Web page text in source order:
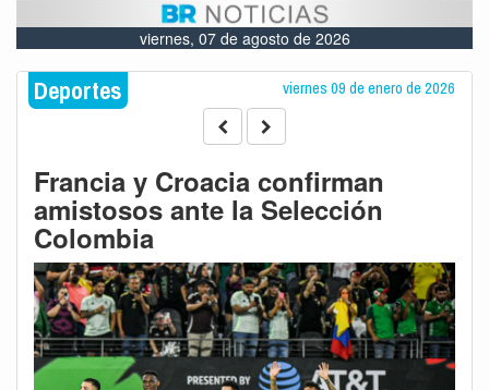
viernes, 07 de agosto de 2026
Deportes viernes 09 de enero de 2026
Francia y Croacia confirman
amistosos ante la Selección
Colombia